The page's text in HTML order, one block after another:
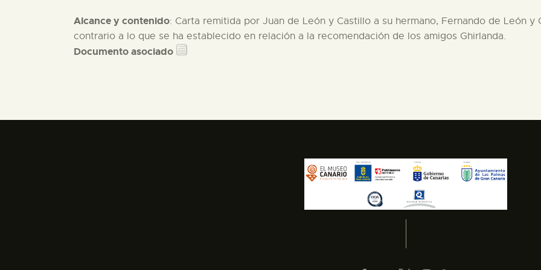
Alcance y contenido: Carta remitida por Juan de León y Castillo a su hermano, Fernando de León
contrario a lo que se ha establecido en relación a la recomendación de los amigos Ghirlanda.
Documento asociado